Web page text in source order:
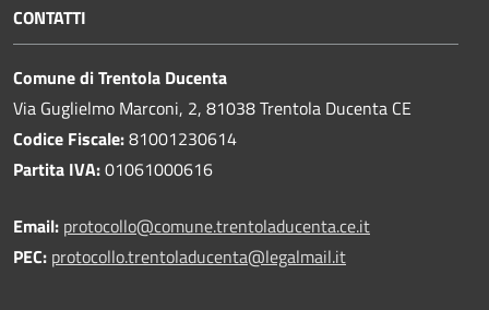
CONTATTI
Comune di Trentola Ducenta
Via Guglielmo Marconi, 2, 81038 Trentola Ducenta CE
Codice Fiscale:81001230614
Partita IVA:01061000616
Email: protocollo@comune.trentoladucenta.ce.it
PEC: protocollo.trentoladucenta@legalmail.it